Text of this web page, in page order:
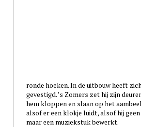
ronde hoeken. In de uitbouw heeft
gevestigd. ’s Zomers zet hij zijn
hem kloppen en slaan op het
alsof er een klokje luidt, alsof hij
maar een muziekstuk bewerkt.